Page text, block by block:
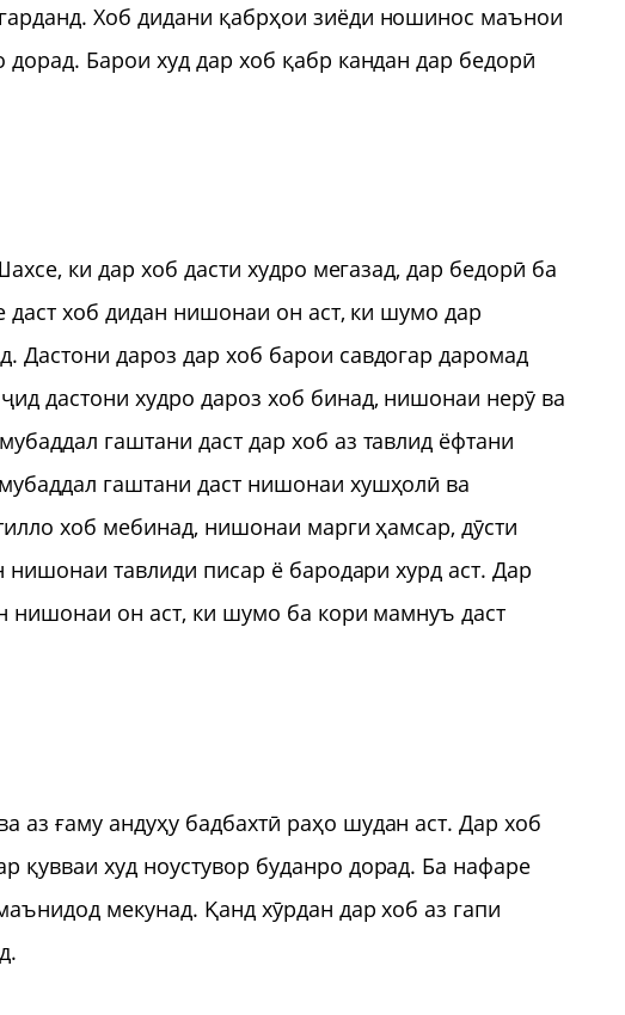
Хоб дидани қабрҳои зиёди ношинос маънои
Барои худ дар хоб қабр кандан дар бедорӣ
ки дар хоб дасти худро мегазад, дар бедорӣ ба
хоб дидан нишонаи он аст, ки шумо дар
Дастони дароз дар хоб барои савдогар даромад
дастони худро дароз хоб бинад, нишонаи нерӯ ва
гаштани даст дар хоб аз тавлид ёфтани
гаштани даст нишонаи хушҳолӣ ва
хоб мебинад, нишонаи марги ҳамсар, дӯсти
нишонаи тавлиди писар ё бародари хурд аст. Дар
нишонаи он аст, ки шумо ба кори мамнуъ даст
ғаму андуҳу бадбахтӣ раҳо шудан аст. Дар хоб
худ ноустувор буданро дорад. Ба нафаре
мекунад. Қанд хӯрдан дар хоб аз гапи